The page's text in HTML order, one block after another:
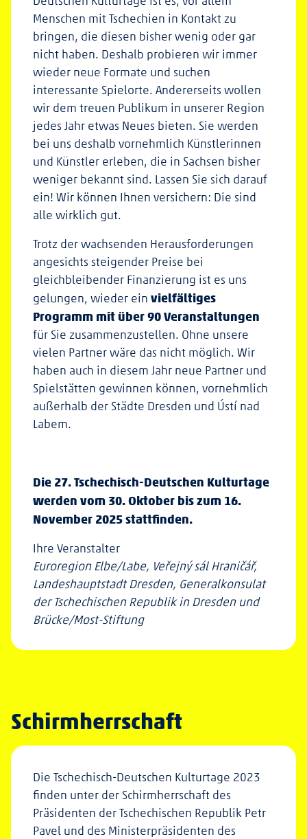
Menschen mit Tschechien in Kontakt zu
bringen, die diesen bisher wenig oder gar
nicht haben. Deshalb probieren wir immer
wieder neue Formate und suchen
interessante Spielorte. Andererseits wollen
wir dem treuen Publikum in unserer Region
jedes Jahr etwas Neues bieten. Sie werden
bei uns deshalb vornehmlich Künstlerinnen
und Künstler erleben, die in Sachsen bisher
weniger bekannt sind. Lassen Sie sich darauf
ein! Wir können Ihnen versichern: Die sind
alle wirklich gut.
Trotz der wachsenden Herausforderungen
angesichts steigender Preise bei
gleichbleibender Finanzierung ist es uns
gelungen, wieder ein vielfältiges
Programm mit über 90 Veranstaltungen
für Sie zusammenzustellen. Ohne unsere
vielen Partner wäre das nicht möglich. Wir
haben auch in diesem Jahr neue Partner und
Spielstätten gewinnen können, vornehmlich
außerhalb der Städte Dresden und Ústí nad
Labem.
Die 27. Tschechisch-Deutschen Kulturtage
werden vom 30. Oktober bis zum 16.
November 2025 stattfinden.
Ihre Veranstalter
Euroregion Elbe/Labe, Veřejný sál Hraničář,
Landeshauptstadt Dresden, Generalkonsulat
der Tschechischen Republik in Dresden und
Brücke/Most-Stiftung
Schirmherrschaft
Die Tschechisch-Deutschen Kulturtage 2023
finden unter der Schirmherrschaft des
Präsidenten der Tschechischen Republik Petr
Pavel und des Ministerpräsidenten des